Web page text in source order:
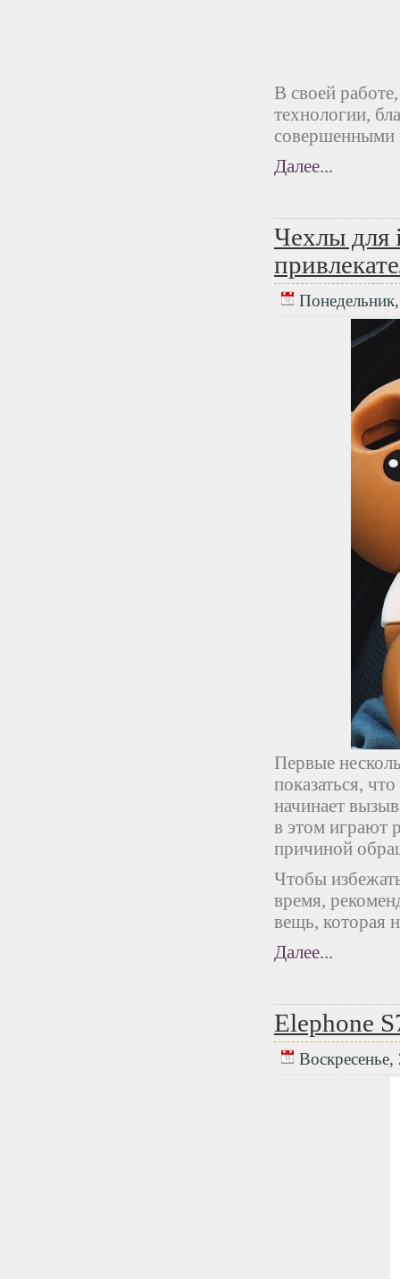
В своей
технологии,
совершенными
Далее...
Чехлы для
Первые
показаться,
начинает
в этом играют
причиной
Чтобы
время,
вещь, которая
Далее...
Elephone